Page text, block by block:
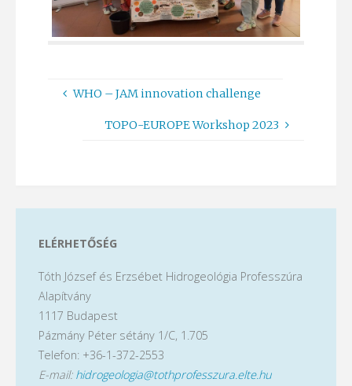
WHO – JAM innovation challenge
TOPO-EUROPE Workshop 2023
ELÉRHETŐSÉG
Tóth József és Erzsébet Hidrogeológia Professzúra
Alapítvány
1117 Budapest
Pázmány Péter sétány 1/C, 1.705
Telefon: +36-1-372-2553
E-mail: hidrogeologia@tothprofesszura.elte.hu